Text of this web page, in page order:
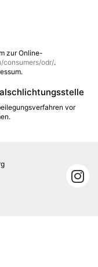
zur Online-
consumers/odr/.
vor